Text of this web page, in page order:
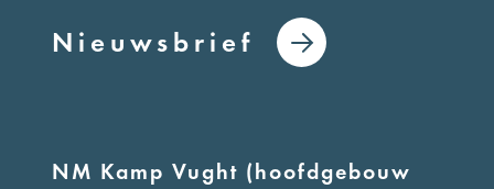
Nieuwsbrief
NM Kamp Vught (hoofdgebouw